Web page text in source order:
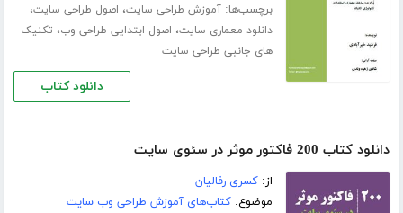
برچسب‌ها:آموزش طراحی سایت، اصول طراحی سایت،
دانلود معماری سایت، اصول ابتدایی طراحی وب، تکنیک
های جانبی طراحی سایت
دانلود کتاب
دانلود کتاب 200 فاکتور موثر در سئوی سایت
از:کسری رفالیان
موضوع:کتاب‌های آموزش طراحی وب سایت